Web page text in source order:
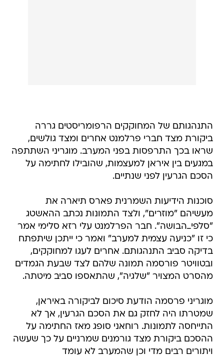
התנהגותם של המחוקקים הרפומריסטים גררה
ביקורת מצד חברי פרלמנט אחרים ומצד גולשים,
שראו בכך התרפסות בפני המערב. מוגריני השתתפה
במגעים בין איראן למעצמות, שהובילו לחתימה על
הסכם הגרעין לפני שנתיים.
סוכנות הידיעות השמרנית פארס תיארה את
מעשיהם "מוזרים", ולצד התמונות נכתב ההאשטג
"סלפי_הבושה". חבר הפרלמנט עלי רזא סלימי אמר
כי זו "כניעה עצמית למערב" ואמר כי ייתכן שיתפתח
בדיקה סביב התנהגותם. אחרים לעגו למחוקקים,
ובטוויטר פורסמה תמונה שלהם לצד שבעת הגמדים
מהסרט המצויר "שלגיה", שהתאספו סביב מיטתה.
מוגריני פרסמה הודעת סיכום לביקורה באיראן,
שמטרתו היה לחזק גם את הסכם הגרעין, אך לא
התייחסה לתמונות. רוחאני סופג מאז החתימה על
ההסכם ביקורת מצד גורמנים שמרניים על כך שעשה
ויתורים רבים מדי וכן שהמערב לא עומד